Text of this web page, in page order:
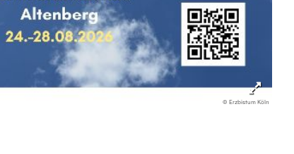
© Erzbistum Köln